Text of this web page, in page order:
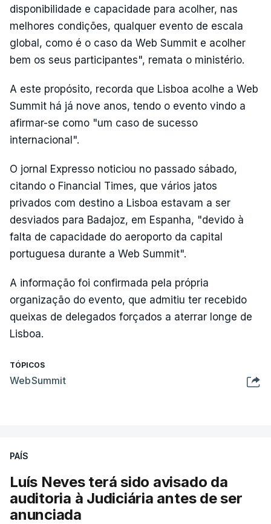
disponibilidade e capacidade para acolher, nas
melhores condições, qualquer evento de escala
global, como é o caso da Web Summit e acolher
bem os seus participantes", remata o ministério.
A este propósito, recorda que Lisboa acolhe a Web
Summit há já nove anos, tendo o evento vindo a
afirmar-se como "um caso de sucesso
internacional".
O jornal Expresso noticiou no passado sábado,
citando o Financial Times, que vários jatos
privados com destino a Lisboa estavam a ser
desviados para Badajoz, em Espanha, "devido à
falta de capacidade do aeroporto da capital
portuguesa durante a Web Summit".
A informação foi confirmada pela própria
organização do evento, que admitiu ter recebido
queixas de delegados forçados a aterrar longe de
Lisboa.
TÓPICOS
WebSummit
PAÍS
Luís Neves terá sido avisado da
auditoria à Judiciária antes de ser
anunciada